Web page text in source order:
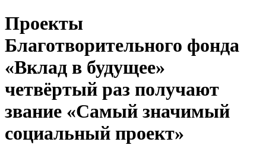
Проекты
Благотворительного фонда
«Вклад в будущее»
четвёртый раз получают
звание «Самый значимый
социальный проект»